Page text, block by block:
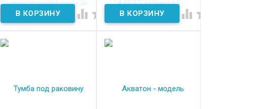
В наличии   В наличии  